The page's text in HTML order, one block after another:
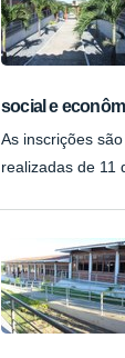
social e
As inscrições
realizadas de 11